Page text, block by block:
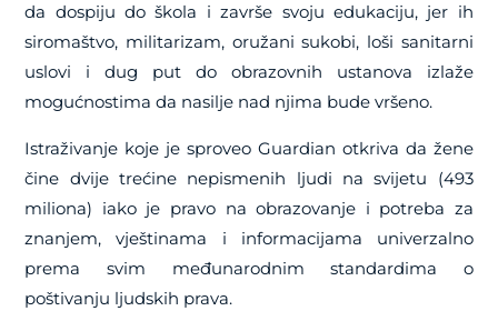
da dospiju do škola i završe svoju edukaciju, jer ih
siromaštvo, militarizam, oružani sukobi, loši sanitarni
uslovi i dug put do obrazovnih ustanova izlaže
mogućnostima da nasilje nad njima bude vršeno.
Istraživanje koje je sproveo Guardian otkriva da žene
čine dvije trećine nepismenih ljudi na svijetu (493
miliona) iako je pravo na obrazovanje i potreba za
znanjem, vještinama i informacijama univerzalno
prema svim međunarodnim standardima o
poštivanju ljudskih prava.